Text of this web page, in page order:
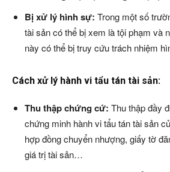
Bị xử lý hình sự: Trong một số
tài sản có thể bị xem là tội phạm và
này có thể bị truy cứu trách nhiệm
Cách xử lý hành vi tẩu tán tài sản:
Thu thập chứng cứ: Thu thập đầy
chứng minh hành vi tẩu tán tài sản
hợp đồng chuyển nhượng, giấy tờ
giá trị tài sản…